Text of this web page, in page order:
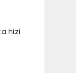
hizi